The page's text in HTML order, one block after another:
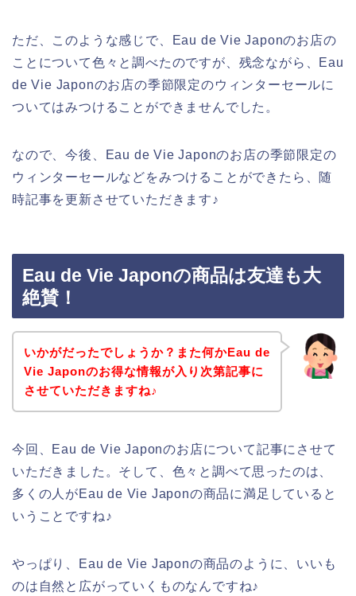
ただ、このような感じで、Eau de Vie Japonのお店の
ことについて色々と調べたのですが、残念ながら、Eau
de Vie Japonのお店の季節限定のウィンターセールに
ついてはみつけることができませんでした。
なので、今後、Eau de Vie Japonのお店の季節限定の
ウィンターセールなどをみつけることができたら、随
時記事を更新させていただきます♪
Eau de Vie Japonの商品は友達も大
絶賛！
いかがだったでしょうか？また何かEau de
Vie Japonのお得な情報が入り次第記事に
させていただきますね♪
今回、Eau de Vie Japonのお店について記事にさせて
いただきました。そして、色々と調べて思ったのは、
多くの人がEau de Vie Japonの商品に満足していると
いうことですね♪
やっぱり、Eau de Vie Japonの商品のように、いいも
のは自然と広がっていくものなんですね♪